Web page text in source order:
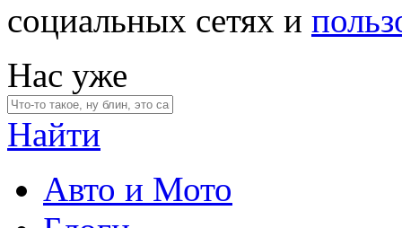
социальных сетях и
Нас уже
Найти
Авто и Мото